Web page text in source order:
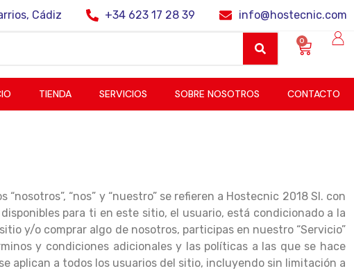
Cádiz +34 623 17 28 39 info@hostecnic.com
0
TIENDA SERVICIOS SOBRE NOSOTROS CONTACTO
“nos” y “nuestro” se refieren a Hostecnic 2018 Sl. con
para ti en este sitio, el usuario, está condicionado a la
y/o comprar algo de nosotros, participas en nuestro “Servicio”
y condiciones adicionales y las políticas a las que se hace
aplican a todos los usuarios del sitio, incluyendo sin limitación a